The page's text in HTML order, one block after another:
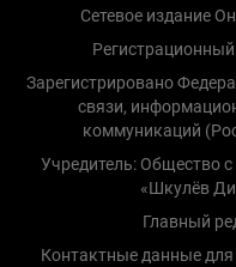
Сетевое издание
Зарегистрировано
связи,
коммуникаций
Учредитель: Общество
«Шкулёв
Главный
Контактные данные